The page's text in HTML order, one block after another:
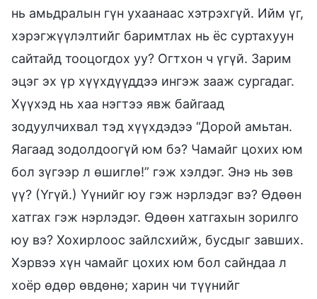
нь амьдралын гүн ухаанаас хэтрэхгүй. Ийм үг,
хэрэгжүүлэлтийг баримтлах нь ёс суртахуун
сайтайд тооцогдох уу? Огтхон ч үгүй. Зарим
эцэг эх үр хүүхдүүддээ ингэж зааж сургадаг.
Хүүхэд нь хаа нэгтээ явж байгаад
зодуулчихвал тэд хүүхдэдээ “Дорой амьтан.
Яагаад зодолдоогүй юм бэ? Чамайг цохих юм
бол зүгээр л өшиглө!” гэж хэлдэг. Энэ нь зөв
үү? (Үгүй.) Үүнийг юу гэж нэрлэдэг вэ? Өдөөн
хатгах гэж нэрлэдэг. Өдөөн хатгахын зорилго
юу вэ? Хохирлоос зайлсхийж, бусдыг завших.
Хэрвээ хүн чамайг цохих юм бол сайндаа л
хоёр өдөр өвдөнө; харин чи түүнийг